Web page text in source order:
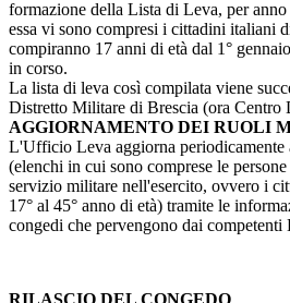
formazione della Lista di Leva, per
essa vi sono compresi i cittadini italiani
compiranno 17 anni di età dal 1°
in corso.
La lista di leva così compilata viene
Distretto Militare di Brescia (ora Centro
AGGIORNAMENTO DEI RUOLI
L'Ufficio Leva aggiorna periodicamente
(elenchi in cui sono comprese le
servizio militare nell'esercito, ovvero i
17° al 45° anno di età) tramite le
congedi che pervengono dai
RILASCIO DEL CONGEDO